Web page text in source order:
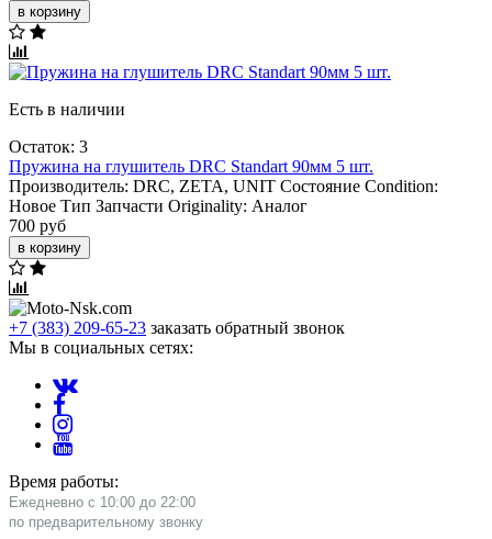
в корзину
Есть в наличии
Остаток: 3
Пружина на глушитель DRC Standart 90мм 5 шт.
Производитель: DRC, ZETA, UNIT Состояние Condition:
Новое Тип Запчасти Originality: Аналог
700 руб
в корзину
+7 (383) 209-65-23 заказать обратный звонок
Мы в социальных сетях:
Время работы:
Ежедневно с 10:00 до 22:00
​по предварительному звонку